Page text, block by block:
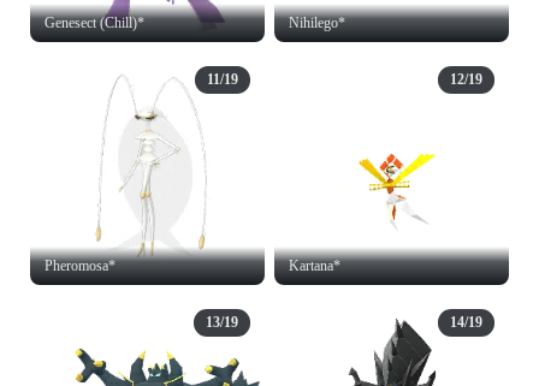
Genesect (Chill)* Nihilego*
Pheromosa*
11/19
Kartana*
12/19
13/19 14/19